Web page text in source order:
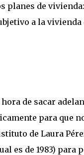
planes de
a la vivienda
de sacar
para que
de Laura
es de 1983)